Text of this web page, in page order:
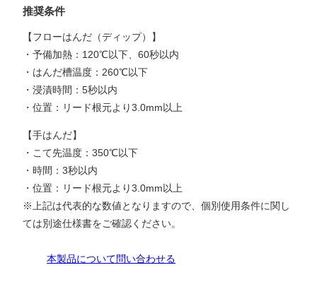
推奨条件
【フローはんだ（ディップ）】
・予備加熱：120℃以下、60秒以内
・はんだ槽温度：260℃以下
・浸漬時間：5秒以内
・位置：リード根元より3.0mm以上
【手はんだ】
・こて先温度：350℃以下
・時間：3秒以内
・位置：リード根元より3.0mm以上
※上記は代表的な数値となりますので、個別使用条件に関し
ては別途仕様書をご確認ください。
本製品について問い合わせる